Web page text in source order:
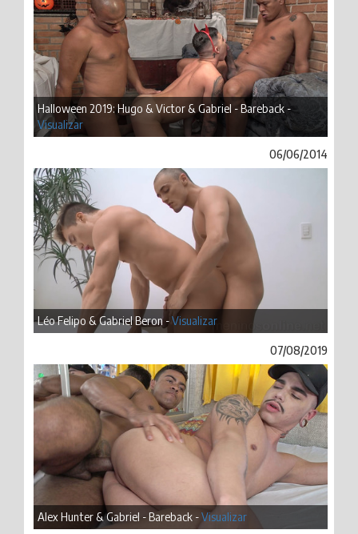
Halloween 2019: Hugo & Victor & Gabriel - Bareback -
Visualizar
06/06/2014
Léo Felipo & Gabriel Beron -Visualizar
07/08/2019
Alex Hunter & Gabriel - Bareback -Visualizar